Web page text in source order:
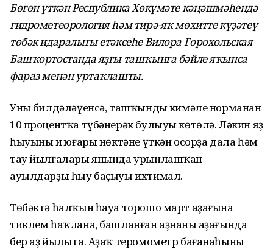
Бөгөн үткән Республика Хөкүмәте кәңәшмәһендә
гидрометеорология һәм тирә-яҡ мөхитте күҙәтеү
төбәк идаралығы етәксеһе Вилора Горохольская
Башҡортостанда яҙғы ташҡынға бәйле яҡынса
фараз менән уртаҡлашты.
Уның билдәләүенсә, ташҡындың кимәле норманан
10 процентҡа түбәнерәк булыуы көтөлә. Ләкин яҙ
һыуының иң юғары нөктәне үткән осорҙа дала һәм
тау йылғалары янында урынлашҡан
ауылдарҙы һыу баҫыуы ихтимал.
Төбәктә һалҡын һауа торошо март аҙағына
тиклем һаҡлана, башланған аҙнаның аҙағында
бер аҙ йылыта. Аҙаҡ теромометр бағанаһының